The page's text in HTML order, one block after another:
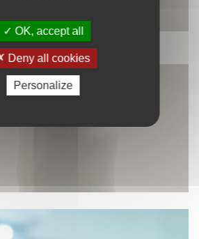
DÉCORATION
OK, accept all
Deny all cookies
Personalize